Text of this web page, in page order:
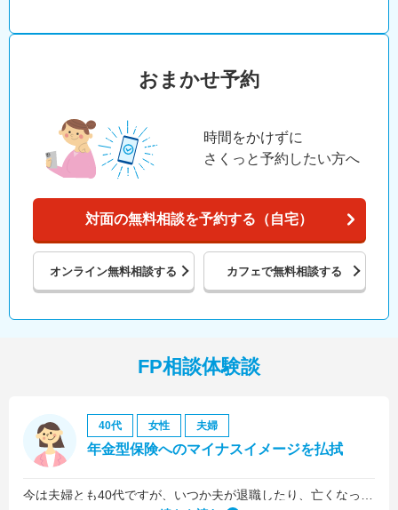
おまかせ予約
時間をかけずに
さくっと予約したい方へ
対面の無料相談を予約する（自宅）
オンライン無料相談する カフェで無料相談する
FP相談体験談
40代 女性 夫婦
年金型保険へのマイナスイメージを払拭